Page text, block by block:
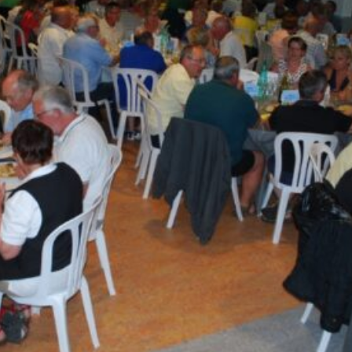
Notre local
La Boutique
Les pièces
L’assurance
Liens
La Revue
Les salons
La traction
La Traction des
membres
Bibliographie
Présentation 7
Présentation 11
Evolution 7 et 11 -